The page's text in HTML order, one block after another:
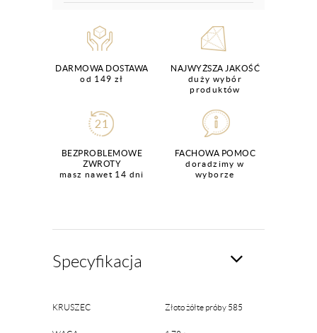
DARMOWA DOSTAWA
od 149 zł
NAJWYŻSZA JAKOŚĆ
duży wybór
produktów
BEZPROBLEMOWE
ZWROTY
masz nawet 14 dni
FACHOWA POMOC
doradzimy w
wyborze
Specyfikacja
KRUSZEC Złoto żółte próby 585